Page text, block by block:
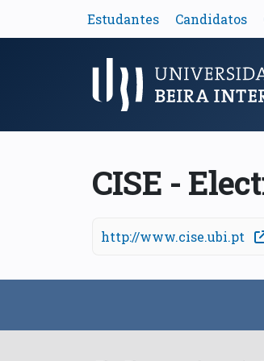
Estudantes Candidatos
Menu
CISE -
http://www.cise.ubi.pt